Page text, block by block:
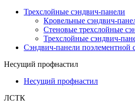
Трехслойные сэндвич-панели
Кровельные сэндвич-
Стеновые трехслойные
Трехслойные сэндвич-
Сэндвич-панели поэлементной
Несущий профнастил
Несущий профнастил
ЛСТК